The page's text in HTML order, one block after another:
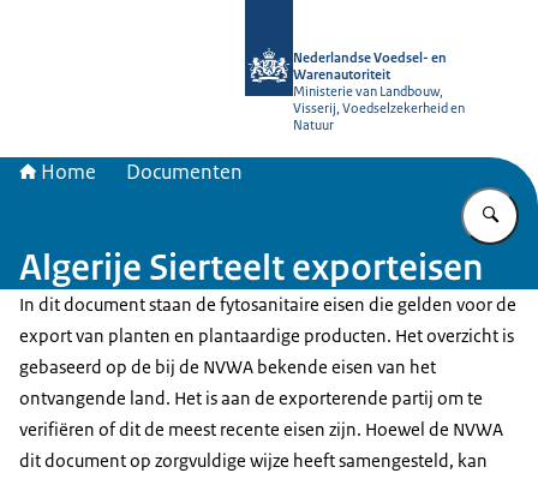
Nederlandse Voedsel- en
Warenautoriteit
Ministerie van Landbouw,
Visserij, Voedselzekerheid en
Natuur
Home Documenten
Algerije Sierteelt exporteisen
In dit document staan de fytosanitaire eisen die gelden voor de
export van planten en plantaardige producten. Het overzicht is
gebaseerd op de bij de NVWA bekende eisen van het
ontvangende land. Het is aan de exporterende partij om te
verifiëren of dit de meest recente eisen zijn. Hoewel de NVWA
dit document op zorgvuldige wijze heeft samengesteld, kan